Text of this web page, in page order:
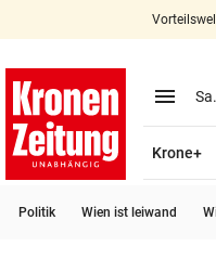
account_circle Anmelden
menu
Krone+
Politik Wien ist leiwand